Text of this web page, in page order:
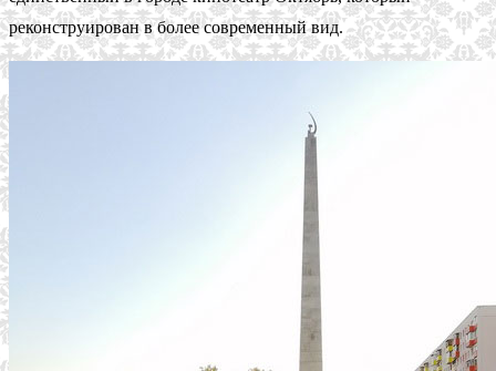
реконструирован в более современный вид.